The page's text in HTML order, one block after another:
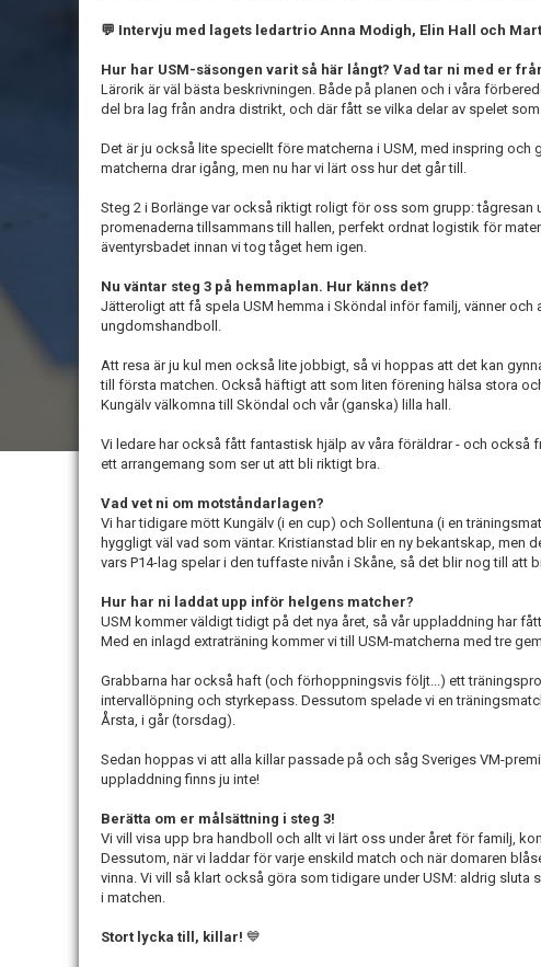
💬 Intervju med lagets ledartrio Anna Modigh, Elin Hall och
Hur har USM-säsongen varit så här långt? Vad tar ni med er
Lärorik är väl bästa beskrivningen. Både på planen och i våra
del bra lag från andra distrikt, och där fått se vilka delar av spelet
Det är ju också lite speciellt före matcherna i USM, med inspring och
matcherna drar igång, men nu har vi lärt oss hur det går till.
Steg 2 i Borlänge var också riktigt roligt för oss som grupp: tågresan
promenaderna tillsammans till hallen, perfekt ordnat logistik för
äventyrsbadet innan vi tog tåget hem igen.
Nu väntar steg 3 på hemmaplan. Hur känns det?
Jätteroligt att få spela USM hemma i Sköndal inför familj, vänner och
ungdomshandboll.
Att resa är ju kul men också lite jobbigt, så vi hoppas att det kan
till första matchen. Också häftigt att som liten förening hälsa stora
Kungälv välkomna till Sköndal och vår (ganska) lilla hall.
Vi ledare har också fått fantastisk hjälp av våra föräldrar - och också
ett arrangemang som ser ut att bli riktigt bra.
Vad vet ni om motståndarlagen?
Vi har tidigare mött Kungälv (i en cup) och Sollentuna (i en
hyggligt väl vad som väntar. Kristianstad blir en ny bekantskap, men
vars P14-lag spelar i den tuffaste nivån i Skåne, så det blir nog till att
Hur har ni laddat upp inför helgens matcher?
USM kommer väldigt tidigt på det nya året, så vår uppladdning har
Med en inlagd extraträning kommer vi till USM-matcherna med tre
Grabbarna har också haft (och förhoppningsvis följt...) ett
intervallöpning och styrkepass. Dessutom spelade vi en
Årsta, i går (torsdag).
Sedan hoppas vi att alla killar passade på och såg Sveriges VM-
uppladdning finns ju inte!
Berätta om er målsättning i steg 3!
Vi vill visa upp bra handboll och allt vi lärt oss under året för familj,
Dessutom, när vi laddar för varje enskild match och när domaren
vinna. Vi vill så klart också göra som tidigare under USM: aldrig sluta
i matchen.
Stort lycka till, killar! 💙